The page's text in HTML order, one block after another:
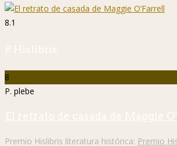
8.1
P. Hislibris
8
P. plebe
El retrato de casada de Maggie
Premio Hislibris literatura histórica: Premio